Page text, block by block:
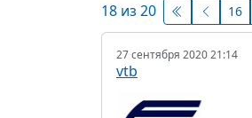
18 из 20 16
27 сентября 2020 21:14
vtb